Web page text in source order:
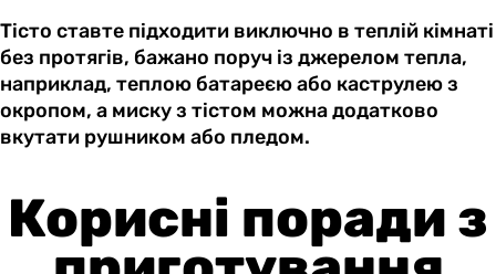
Тісто ставте підходити виключно в теплій кімнаті
без протягів, бажано поруч із джерелом тепла,
наприклад, теплою батареєю або каструлею з
окропом, а миску з тістом можна додатково
вкутати рушником або пледом.
Корисні поради з